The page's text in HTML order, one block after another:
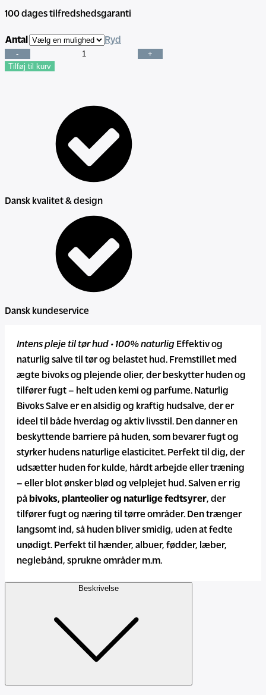
100 dages tilfredshedsgaranti
Antal
Ryd
Naturlig
Bivoks
Tilføj til kurv
Dansk kvalitet & design
Dansk kundeservice
Intens pleje til tør hud • 100% naturlig Effektiv og
naturlig salve til tør og belastet hud. Fremstillet med
ægte bivoks og plejende olier, der beskytter huden og
tilfører fugt – helt uden kemi og parfume. Naturlig
Bivoks Salve er en alsidig og kraftig hudsalve, der er
ideel til både hverdag og aktiv livsstil. Den danner en
beskyttende barriere på huden, som bevarer fugt og
styrker hudens naturlige elasticitet. Perfekt til dig, der
udsætter huden for kulde, hårdt arbejde eller træning
– eller blot ønsker blød og velplejet hud. Salven er rig
på bivoks, planteolier og naturlige fedtsyrer, der
tilfører fugt og næring til tørre områder. Den trænger
langsomt ind, så huden bliver smidig, uden at fedte
unødigt. Perfekt til hænder, albuer, fødder, læber,
neglebånd, sprukne områder m.m.
Beskrivelse